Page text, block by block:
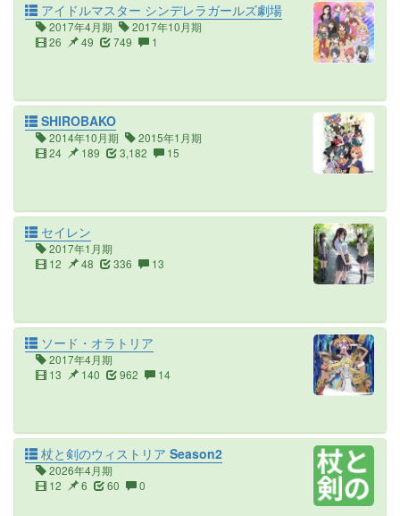
アイドルマスター シンデレラガールズ劇場
2017年4月期
2017年10月期
26
49 749 1
SHIROBAKO
2014年10月期
2015年1月期
24
189 3,182 15
セイレン
2017年1月期
12
48 336 13
ソード・オラトリア
2017年4月期
13
140 962 14
杖と剣のウィストリア Season2
2026年4月期
12
6 60 0